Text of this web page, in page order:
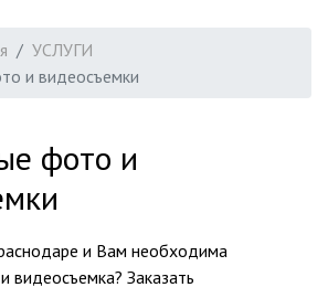
УСЛУГИ
и видеосъемки
фото и
и Вам необходима
видеосъемка? Заказать